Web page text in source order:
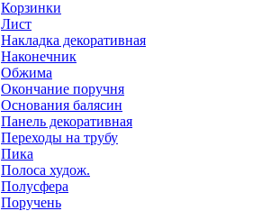
Корзинки
Лист
Накладка декоративная
Наконечник
Обжима
Окончание поручня
Основания балясин
Панель декоративная
Переходы на трубу
Пика
Полоса худож.
Полусфера
Поручень